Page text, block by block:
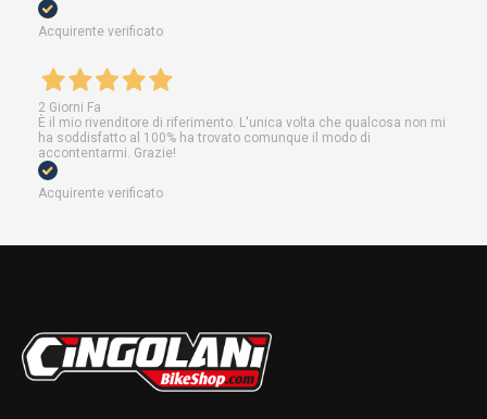
Acquirente verificato
2 Giorni Fa
È il mio rivenditore di riferimento. L'unica volta che qualcosa non mi
ha soddisfatto al 100% ha trovato comunque il modo di
accontentarmi. Grazie!
Acquirente verificato